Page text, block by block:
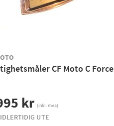
CF Moto C Force
kr (inkl. mva)
UTE